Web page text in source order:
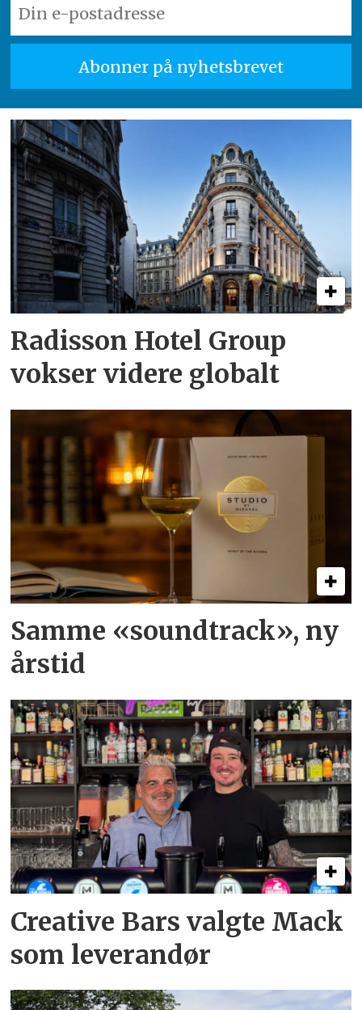
Radisson Hotel Group
vokser videre globalt
Samme «soundtrack», ny
årstid
Creative Bars valgte Mack
som leverandør